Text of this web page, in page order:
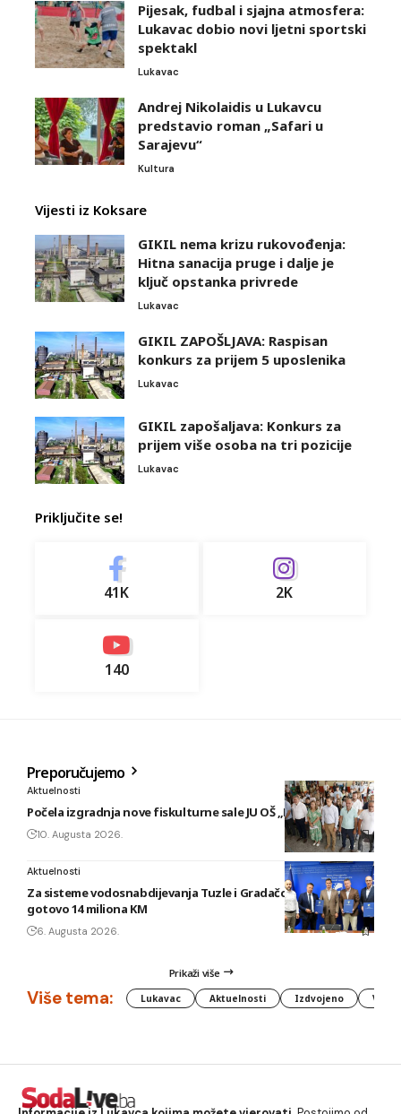
Pijesak, fudbal i sjajna atmosfera:
Lukavac dobio novi ljetni sportski
spektakl
Lukavac
Andrej Nikolaidis u Lukavcu
predstavio roman „Safari u
Sarajevu“
Kultura
Vijesti iz Koksare
GIKIL nema krizu rukovođenja:
Hitna sanacija pruge i dalje je
ključ opstanka privrede
Lukavac
GIKIL ZAPOŠLJAVA: Raspisan
konkurs za prijem 5 uposlenika
Lukavac
GIKIL zapošaljava: Konkurs za
prijem više osoba na tri pozicije
Lukavac
Priključite se!
41K 2K
140
Preporučujemo
Aktuelnosti
Počela izgradnja nove fiskulturne sale JU OŠ „Poljice“
10. Augusta 2026.
Aktuelnosti
Za sisteme vodosnabdijevanja Tuzle i Gradačca izdvojeno
gotovo 14 miliona KM
6. Augusta 2026.
Prikaži više
Više tema: Lukavac Aktuelnosti Izdvojeno